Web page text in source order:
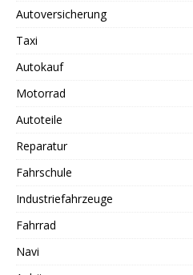
Autoversicherung
Taxi
Autokauf
Motorrad
Autoteile
Reparatur
Fahrschule
Industriefahrzeuge
Fahrrad
Navi